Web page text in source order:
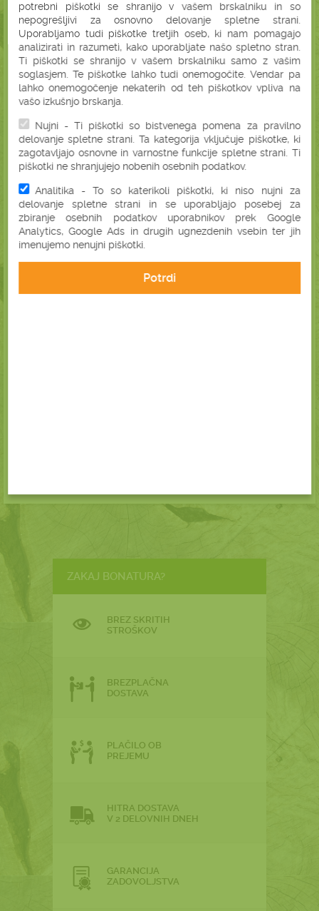
Možni neželeni učinki in tveganja:
Šipkovo olje je na splošno varno za vse tipe kože, vendar alergijske
reakcije niso redke. Pred prvo uporabo šipkovega olja opravite test
z obliži, da se prepričate, ali vaša koža prenaša olje.
Obiščite svojega zdravnika, če začnete doživljati:
rdeča, srbeča koža
praskavo grlo
slabost
bruhanje
poiščite nujno zdravniško pomoč, če začnete doživljati:
težko dihanje
piskanje
otekla usta, grlo ali obraz
hiter srčni utrip
ZAKAJ BONATURA?
BREZ SKRITIH
STROŠKOV
BREZPLAČNA
DOSTAVA
PLAČILO OB
PREJEMU
HITRA DOSTAVA
V 2 DELOVNIH DNEH
GARANCIJA
ZADOVOLJSTVA
potrebni piškotki se shranijo v vašem brskalniku in so
nepogrešljivi za osnovno delovanje spletne strani.
Uporabljamo tudi piškotke tretjih oseb, ki nam pomagajo
analizirati in razumeti, kako uporabljate našo spletno stran.
Ti piškotki se shranijo v vašem brskalniku samo z vašim
soglasjem. Te piškotke lahko tudi onemogočite. Vendar pa
lahko onemogočenje nekaterih od teh piškotkov vpliva na
vašo izkušnjo brskanja.
Nujni - Ti piškotki so bistvenega pomena za pravilno
delovanje spletne strani. Ta kategorija vključuje piškotke, ki
zagotavljajo osnovne in varnostne funkcije spletne strani. Ti
piškotki ne shranjujejo nobenih osebnih podatkov.
Analitika - To so katerikoli piškotki, ki niso nujni za
delovanje spletne strani in se uporabljajo posebej za
zbiranje osebnih podatkov uporabnikov prek Google
Analytics, Google Ads in drugih ugnezdenih vsebin ter jih
imenujemo nenujni piškotki.
Potrdi